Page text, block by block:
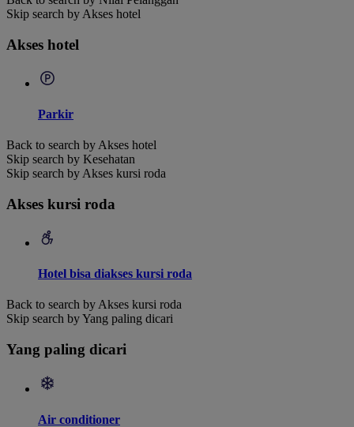
Skip search by Akses hotel
Akses hotel
Parkir
Back to search by Akses hotel
Skip search by Kesehatan
Skip search by Akses kursi roda
Akses kursi roda
Hotel bisa diakses kursi roda
Back to search by Akses kursi roda
Skip search by Yang paling dicari
Yang paling dicari
Air conditioner